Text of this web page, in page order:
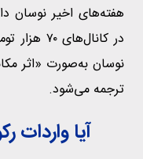
هفته‌های اخیر نوسان
در
نوسان به‌صورت «اثر
ترجمه می‌شود.
آیا